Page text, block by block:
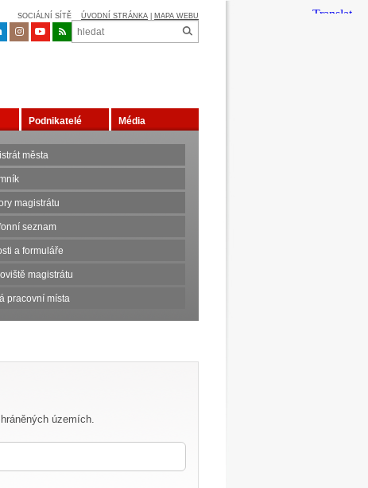
SOCIÁLNÍ SÍTĚ ÚVODNÍ STRÁNKA MAPA WEBU
Podnikatelé Média
města
magistrátu
seznam
a formuláře
magistrátu
pracovní místa
územích.